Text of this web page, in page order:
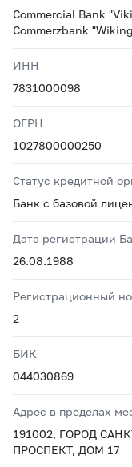
Commercial Bank
Commerzbank
ИНН
7831000098
ОГРН
1027800000250
Статус кредитной
Банк с базовой
Дата регистрации
26.08.1988
Регистрационный
2
БИК
044030869
Адрес в пределах
191002, ГОРОД
ПРОСПЕКТ, ДОМ 17